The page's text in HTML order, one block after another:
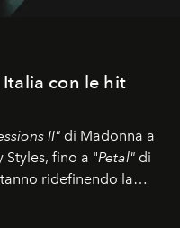
Italia con le hit
II" di Madonna a
Styles, fino a "Petal" di
ridefinendo la